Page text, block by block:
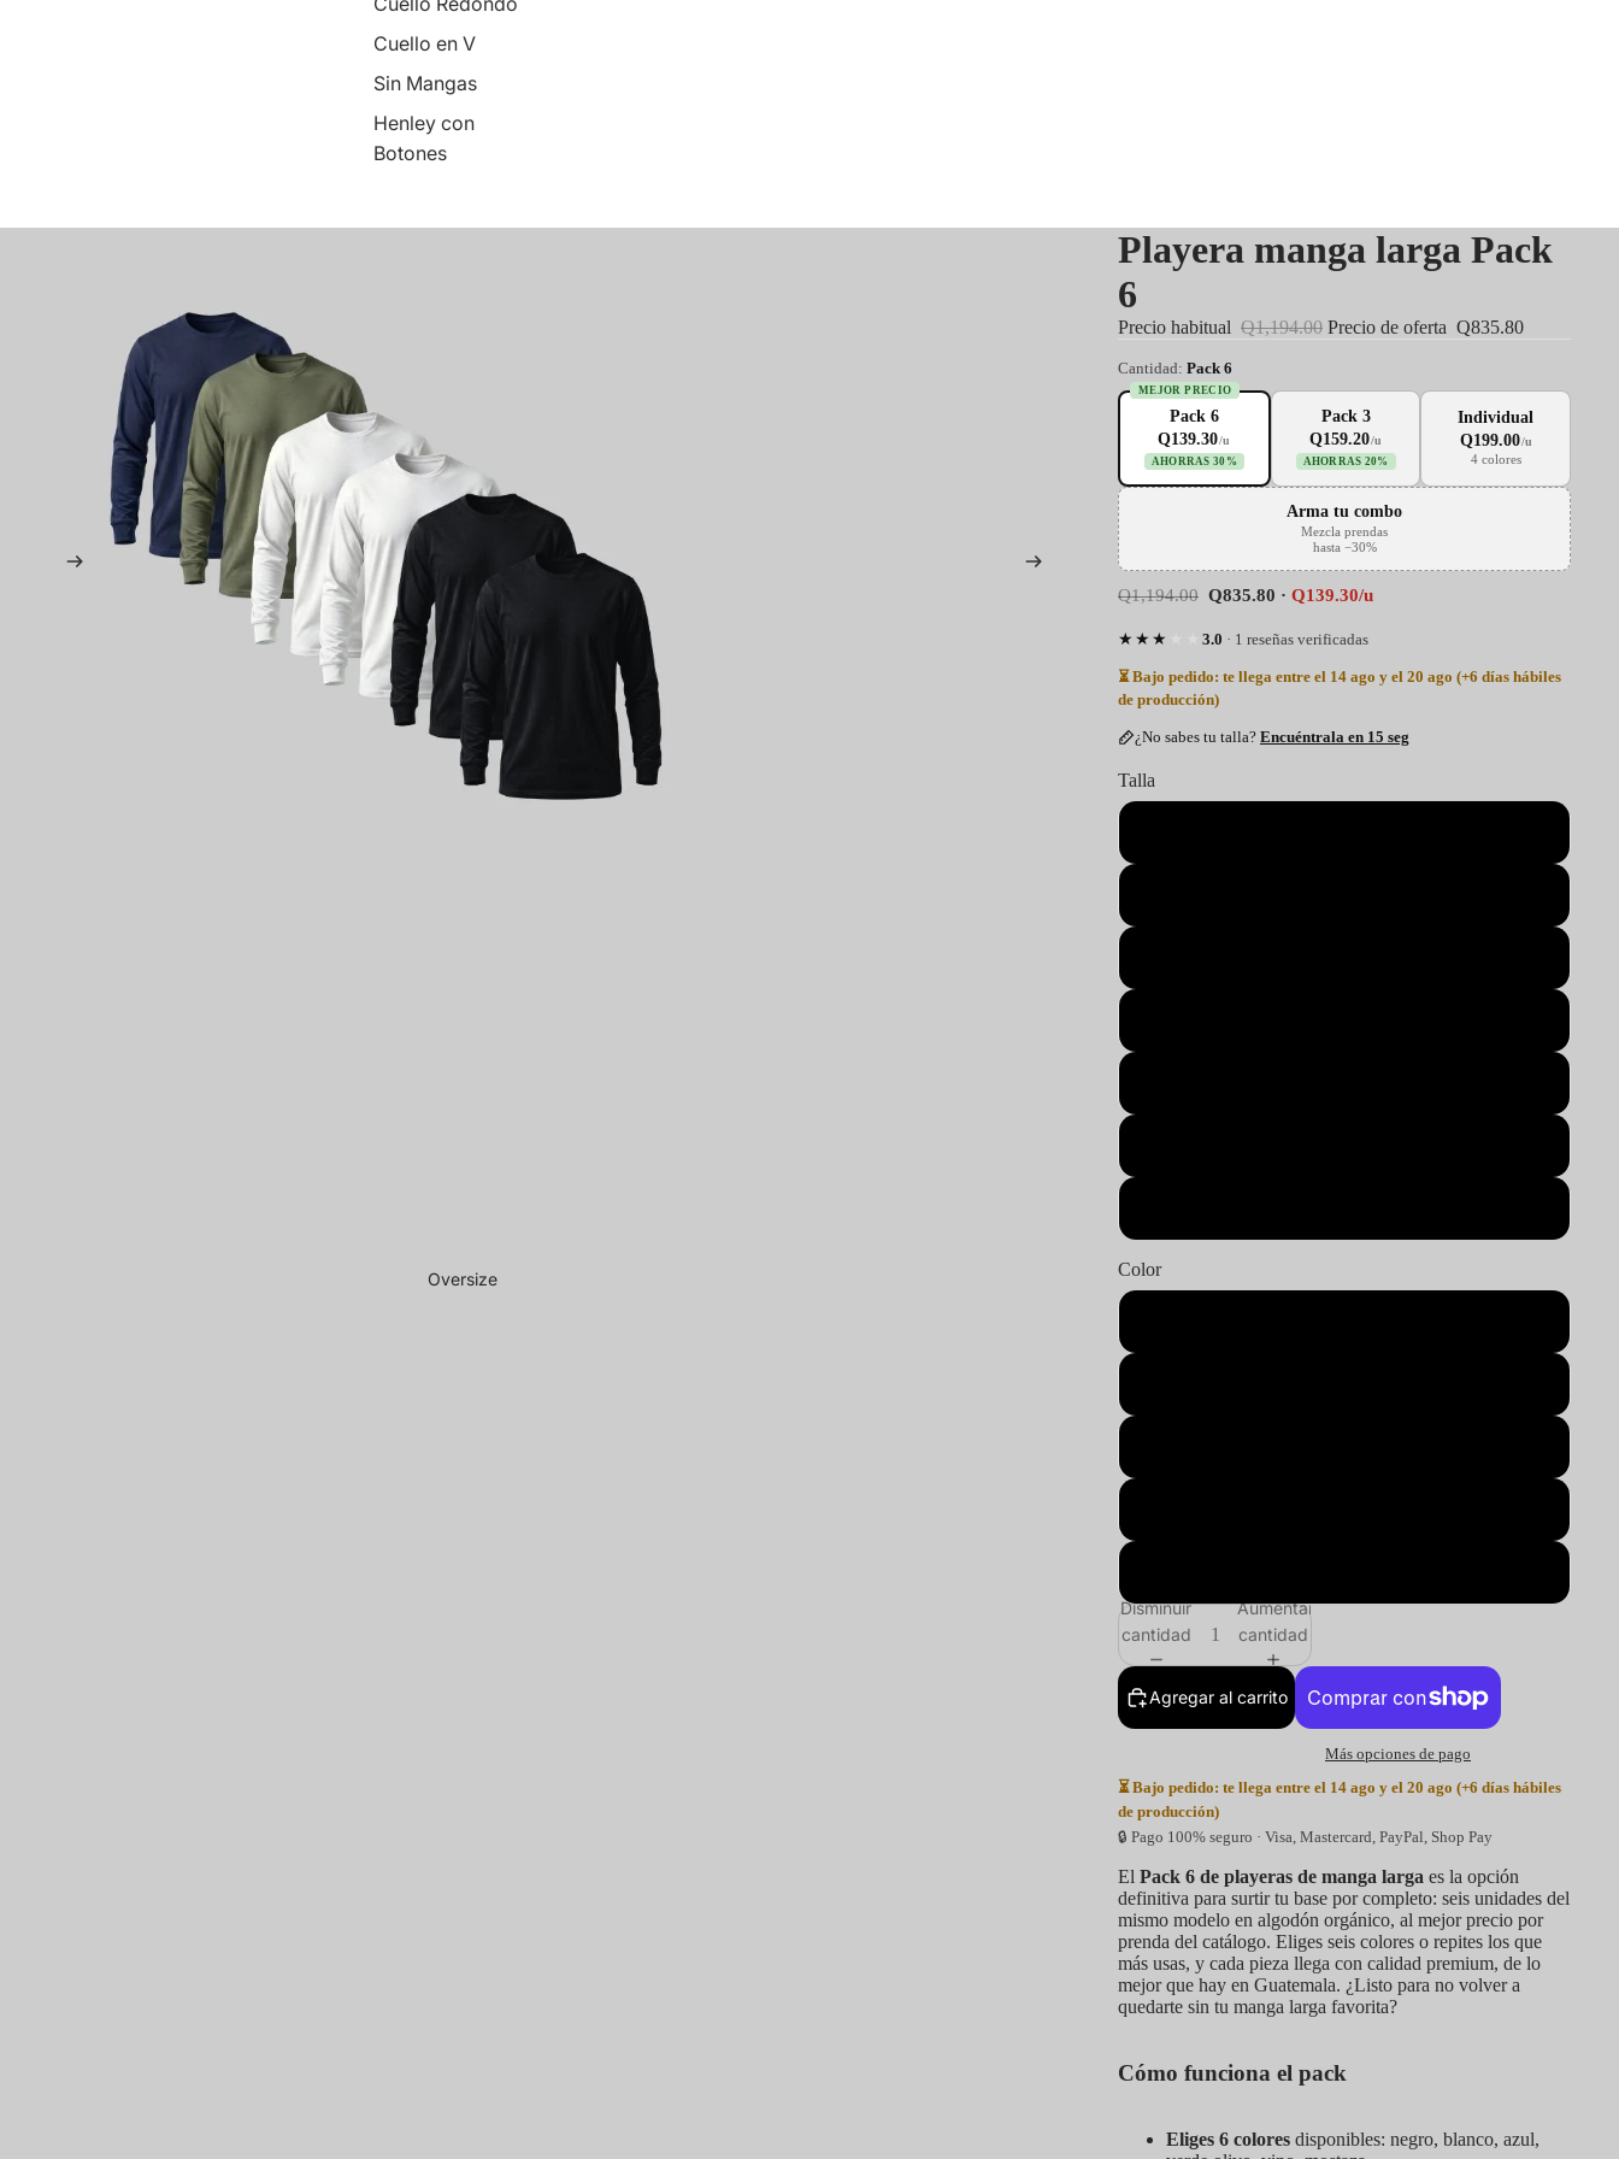
Cuello en V
Sin Mangas
Henley con
Botones
Oversize
Playera manga larga Pack
6
Precio habitual Q1,194.00 Precio de oferta Q835.80
Cantidad: Pack 6
MEJOR PRECIO
Pack 6
Q139.30/u
AHORRAS 30%
Pack 3
Q159.20/u
AHORRAS 20%
Individual
Q199.00/u
4 colores
Arma tu combo
Mezcla prendas
hasta −30%
Q1,194.00 Q835.80 · Q139.30/u
★★★★★ 3.0 · 1 reseñas verificadas
⏳ Bajo pedido: te llega entre el 14 ago y el 20 ago (+6 días hábiles
de producción)
¿No sabes tu talla? Encuéntrala en 15 seg
Talla
Color
Disminuir
cantidad
Aumentar
cantidad
Agregar al carrito
Más opciones de pago
⏳ Bajo pedido: te llega entre el 14 ago y el 20 ago (+6 días hábiles
de producción)
🔒 Pago 100% seguro · Visa, Mastercard, PayPal, Shop Pay
El Pack 6 de playeras de manga larga es la opción
definitiva para surtir tu base por completo: seis unidades del
mismo modelo en algodón orgánico, al mejor precio por
prenda del catálogo. Eliges seis colores o repites los que
más usas, y cada pieza llega con calidad premium, de lo
mejor que hay en Guatemala. ¿Listo para no volver a
quedarte sin tu manga larga favorita?
Cómo funciona el pack
Eliges 6 colores disponibles: negro, blanco, azul,